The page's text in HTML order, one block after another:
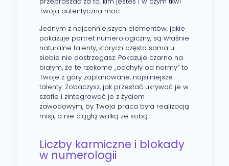
Twoja autentyczna moc.
Jednym z najcenniejszych elementów, jakie
pokazuje portret numerologiczny, są właśnie
naturalne talenty, których często sama u
siebie nie dostrzegasz. Pokazuje czarno na
białym, że te rzekome „odchyły od normy” to
Twoje z góry zaplanowane, najsilniejsze
talenty. Zobaczysz, jak przestać ukrywać je w
szafie i zintegrować je z życiem
zawodowym, by Twoja praca była realizacją
misji, a nie ciągłą walką ze sobą.
Liczby karmiczne i blokady
w numerologii